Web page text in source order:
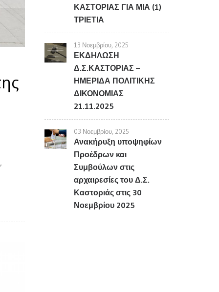
ΚΑΣΤΟΡΙΑΣ ΓΙΑ ΜΙΑ (1)
ΤΡΙΕΤΙΑ
13 Νοεμβρίου, 2025
ΕΚΔΗΛΩΣΗ
Δ.Σ.ΚΑΣΤΟΡΙΑΣ –
ΗΜΕΡΙΔΑ ΠΟΛΙΤΙΚΗΣ
ΔΙΚΟΝΟΜΙΑΣ
21.11.2025
03 Νοεμβρίου, 2025
Ανακήρυξη υποψηφίων
Προέδρων και
Συμβούλων στις
αρχαιρεσίες του Δ.Σ.
Καστοριάς στις 30
Νοεμβρίου 2025